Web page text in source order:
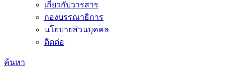
เกี่ยวกับวารสาร
กองบรรณาธิการ
นโยบายส่วนบุคคล
ติดต่อ
ค้นหา